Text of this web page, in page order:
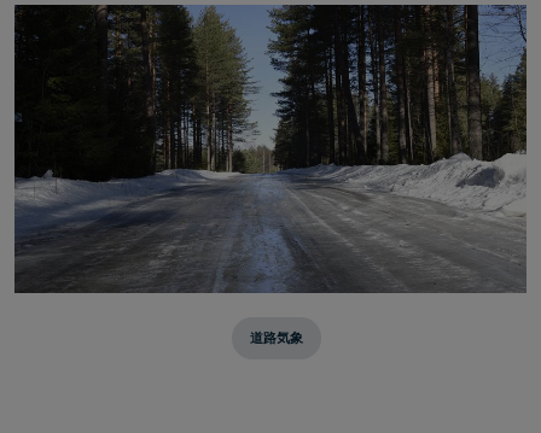
道路気象